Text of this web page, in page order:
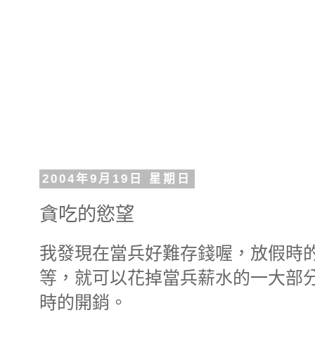
2004年9月19日 星期日
貪吃的慾望
我發現在當兵好難存錢喔，放假時
等，就可以花掉當兵薪水的一大部
時的開銷。